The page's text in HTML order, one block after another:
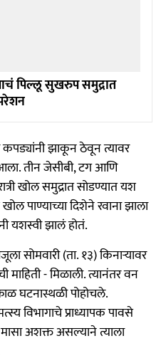
पिल्लू सुखरुप समुद्रात
कपड्यांनी झाकून ठेवून त्यावर
तीन जेसीबी, टग आणि
खोल समुद्रात सोडण्यात यश
पाण्याच्या दिशेने रवाना झाला
यशस्वी झालं होतं.
सोमवारी (ता. १३) किनाऱ्यावर
- मिळाली. त्यानंतर वन
घटनास्थळी पोहोचले.
विभागाचे प्राध्यापक पावसे
अशक्त असल्याने त्याला